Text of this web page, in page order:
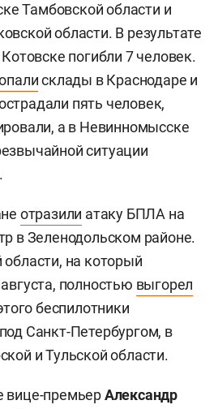
Тамбовской области и
области. В результате
погибли 7 человек.
склады в Краснодаре и
пять человек,
а в Невинномысске
ситуации
отразили атаку БПЛА на
в Зеленодольском районе.
на который
полностью выгорел
беспилотники
Санкт-Петербургом, в
и Тульской области.
вице-премьерАлександр